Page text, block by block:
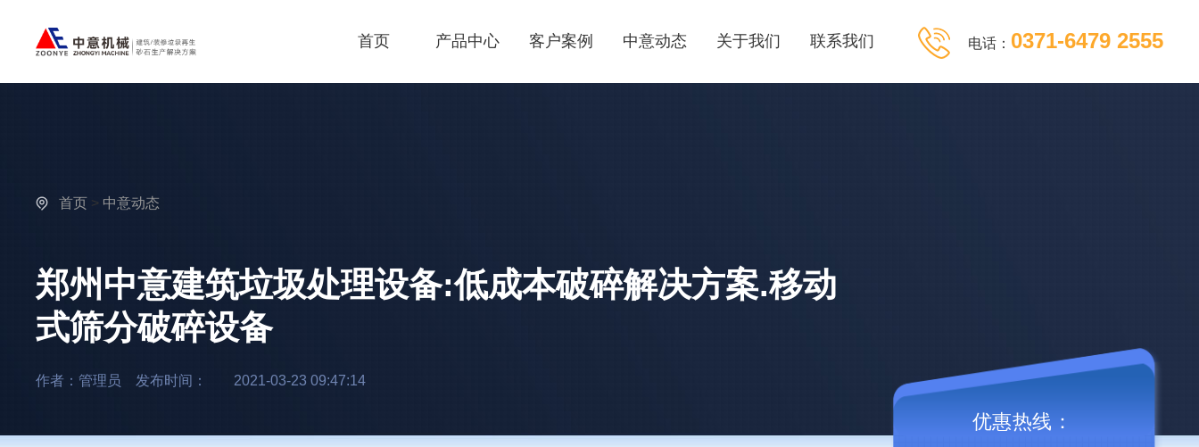
电话： 0371-6479 2555
首页 产品中心 客户案例 中意动态 关于我们 联系我们
首页 > 中意动态
郑州中意建筑垃圾处理设备:低成本破碎解决方案.移动
式筛分破碎设备
作者：管理员 发布时间： 2021-03-23 09:47:14
优惠热线：